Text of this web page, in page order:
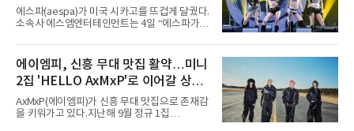
증명한 존재감
에스파(aespa)가 미국 시카고를 뜨겁게 달궜다.
소속사 에스엠엔터테인먼트는 4일 “에스파가
서 열린 ‘롤라팔루자 시카고’(Lollapalooza
Chicago)의 알리안츠 스테이지에 올랐다”며
“총 14곡으로 구성된 세트리스트를 선사, 데뷔 7
년 차다운 노련한 무대 매너와 파워풀한 에너지
로 현장의 분위기를 압도했다”고 밝혔다.1991
년 시작된 ‘롤라팔루자’는 8개 스테이지, 170여
팀의 아티스트와 40만 명 이상의 관객이 운집하
에이엠피, 신흥 무대 맛집 활약…미니
2집 'HELLO AxMxP'로 이어갈 상승
세
AxMxP(에이엠피)가 신흥 무대 맛집으로 존재감
을 키워가고 있다.지난해 9월 정규 1집